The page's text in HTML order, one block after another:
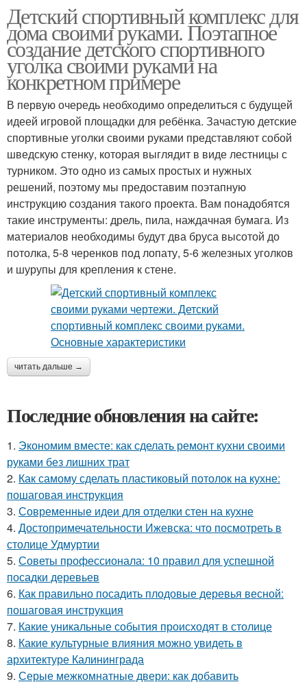
Детский спортивный комплекс для
дома своими руками. Поэтапное
создание детского спортивного
уголка своими руками на
конкретном примере
В первую очередь необходимо определиться с будущей
идеей игровой площадки для ребёнка. Зачастую детские
спортивные уголки своими руками представляют собой
шведскую стенку, которая выглядит в виде лестницы с
турником. Это одно из самых простых и нужных
решений, поэтому мы предоставим поэтапную
инструкцию создания такого проекта. Вам понадобятся
такие инструменты: дрель, пила, наждачная бумага. Из
материалов необходимы будут два бруса высотой до
потолка, 5-8 черенков под лопату, 5-6 железных уголков
и шурупы для крепления к стене.
читать дальше →
Последние обновления на сайте:
1. Экономим вместе: как сделать ремонт кухни своими
руками без лишних трат
2. Как самому сделать пластиковый потолок на кухне:
пошаговая инструкция
3. Современные идеи для отделки стен на кухне
4. Достопримечательности Ижевска: что посмотреть в
столице Удмуртии
5. Советы профессионала: 10 правил для успешной
посадки деревьев
6. Как правильно посадить плодовые деревья весной:
пошаговая инструкция
7. Какие уникальные события происходят в столице
8. Какие культурные влияния можно увидеть в
архитектуре Калининграда
9. Серые межкомнатные двери: как добавить